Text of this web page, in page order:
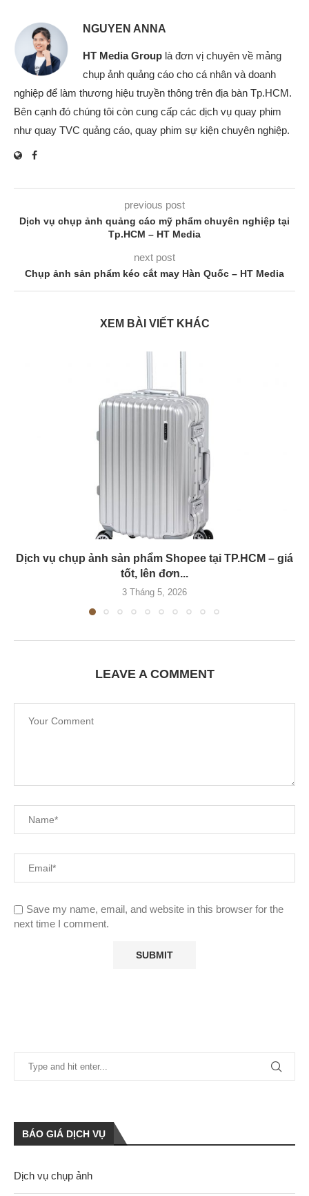
NGUYEN ANNA
HT Media Group là đơn vị chuyên về mảng
chụp ảnh quảng cáo cho cá nhân và doanh
nghiệp để làm thương hiệu truyền thông trên địa bàn Tp.HCM.
Bên cạnh đó chúng tôi còn cung cấp các dịch vụ quay phim
như quay TVC quảng cáo, quay phim sự kiện chuyên nghiệp.
previous post
Dịch vụ chụp ảnh quảng cáo mỹ phẩm chuyên nghiệp tại
Tp.HCM – HT Media
next post
Chụp ảnh sản phẩm kéo cắt may Hàn Quốc – HT Media
XEM BÀI VIẾT KHÁC
Dịch vụ chụp ảnh sản phẩm Shopee tại TP.HCM – giá
tốt, lên đơn...
3 Tháng 5, 2026
LEAVE A COMMENT
Save my name, email, and website in this browser for the
next time I comment.
BÁO GIÁ DỊCH VỤ
Dịch vụ chụp ảnh